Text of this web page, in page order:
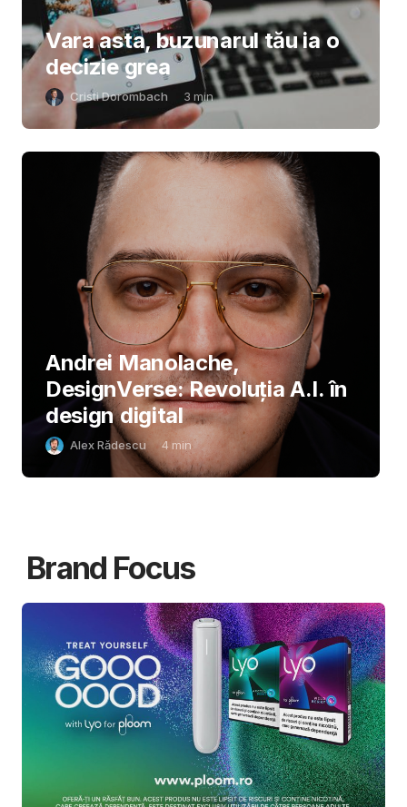
Vara asta, buzunarul tău ia o
decizie grea
Cristi Dorombach 3 min
Andrei Manolache,
DesignVerse: Revoluția A.I. în
design digital
Alex Rădescu 4 min
Brand Focus